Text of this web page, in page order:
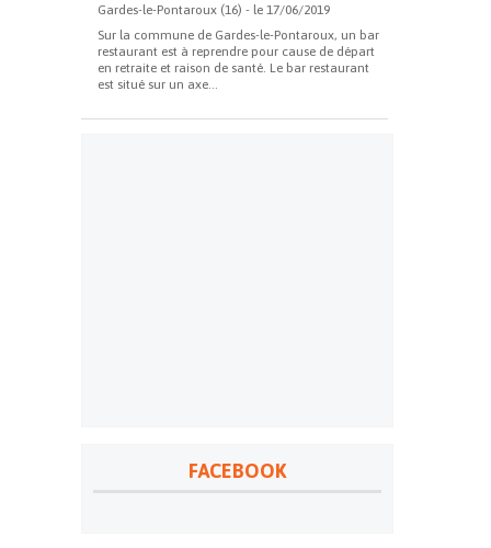
Gardes-le-Pontaroux (16) - le 17/06/2019
Sur la commune de Gardes-le-Pontaroux, un bar
restaurant est à reprendre pour cause de départ
en retraite et raison de santé. Le bar restaurant
est situé sur un axe...
FACEBOOK